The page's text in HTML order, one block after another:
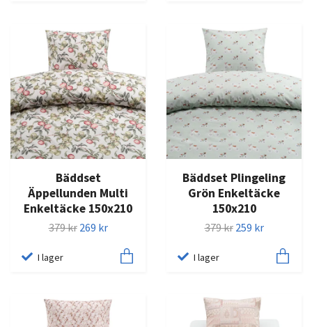
Bäddset
Äppellunden Multi
Enkeltäcke 150x210
379 kr 269 kr
I lager
Bäddset Plingeling
Grön Enkeltäcke
150x210
379 kr 259 kr
I lager